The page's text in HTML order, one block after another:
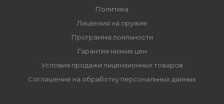
Политика
Лицензия на оружие
Программа лояльности
Гарантия низких цен
Условия продажи лицензионных товаров
Соглашение на обработку персональных данных